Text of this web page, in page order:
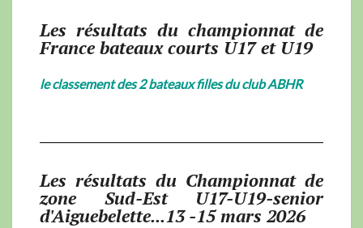
Les résultats du championnat de
France bateaux courts U17 et U19
le classement des 2 bateaux filles du club ABHR
Les résultats du Championnat de
zone Sud-Est U17-U19-senior
d'Aiguebelette...13 -15 mars 2026